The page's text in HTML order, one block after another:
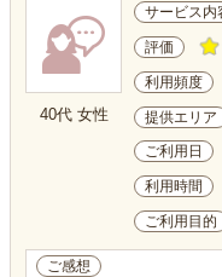
40代 女性
サービス内
評価
利用頻度
提供エリア
ご利用日
利用時間
ご利用目的
ご感想